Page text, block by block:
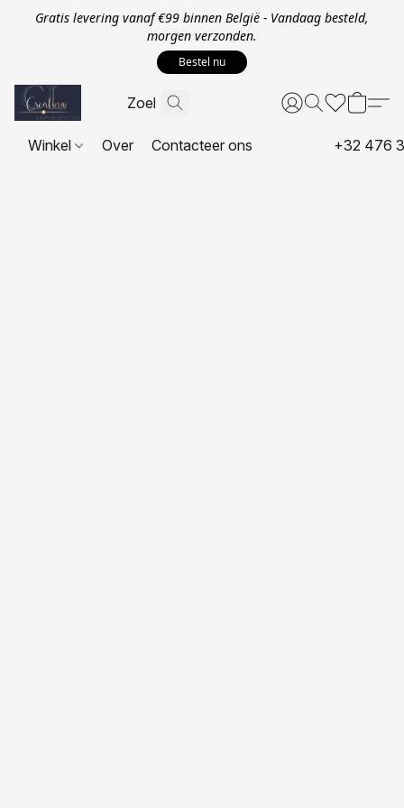
Gratis levering vanaf €99 binnen België - Vandaag besteld,
morgen verzonden.
Bestel nu
Winkel Over Contacteer ons +32 476